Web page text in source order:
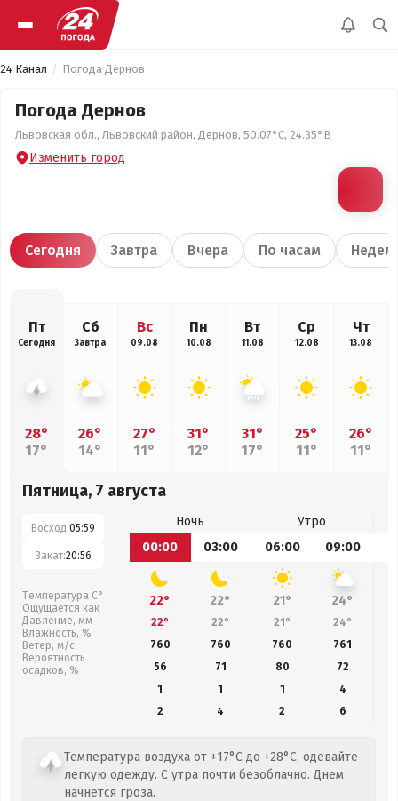
24 Канал Погода Дернов
Погода Дернов
Львовская обл., Львовский район, Дернов, 50.07°С, 24.35°В
Изменить город
Сегодня Завтра Вчера По часам
Пт
Сегодня
28°
17°
Сб
Завтра
26°
14°
Вс
09.08
27°
11°
Пн
10.08
31°
12°
Вт
11.08
31°
17°
Ср
12.08
25°
11°
Чт
13.08
26°
11°
Пятница, 7 августа
Восход:05:59
Закат:20:56
Температура С°
Ощущается как
Давление, мм
Влажность, %
Ветер, м/с
Вероятность
осадков, %
Ночь
Утро
00:00
03:00 06:00 09:00
22° 22° 21° 24°
22° 22° 21° 24°
760
760 760 761
56
71 80 72
1
1 1
4
2
4 2 6
Температура воздуха от +17°C до +28°C, одевайте
легкую одежду. С утра почти безоблачно. Днем
начнется гроза.